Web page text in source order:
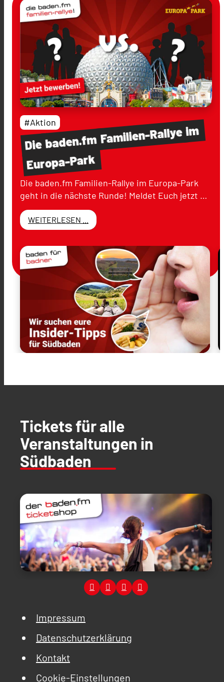
Diebaden.fmFamilien-Rallyeim
Europa-Park
#Aktion
Die baden.fm Familien-Rallye im Europa-Park
geht in die nächste Runde! Meldet Euch jetzt …
WEITERLESEN ...
Tickets für alle
Veranstaltungen in
Südbaden
Impressum
Datenschutzerklärung
Kontakt
Cookie-Einstellungen